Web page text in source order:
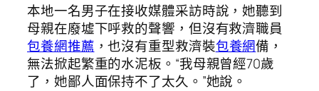
本地一名男子在接收媒體采訪時說，她聽到
母親在廢墟下呼救的聲響，但沒有救濟職員
包養網推薦 ，也沒有重型救濟裝包養網備，
無法掀起繁重的水泥板。“我母親曾經70歲
了，她鄙人面保持不了太久。”她說。